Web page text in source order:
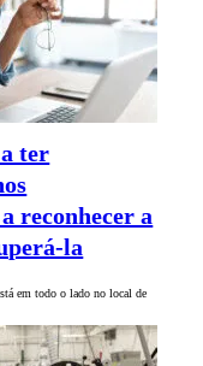
ter
reconhecer a
la
em todo o lado no local de